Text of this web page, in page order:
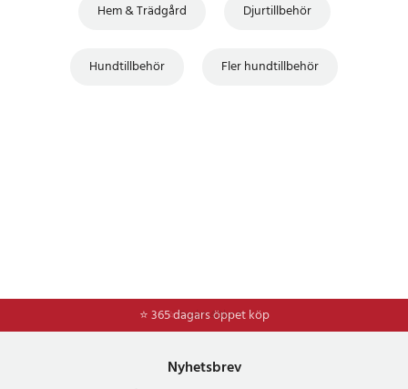
Hem & Trädgård Djurtillbehör
Hundtillbehör Fler hundtillbehör
⭐ 365 dagars öppet köp
⭐Frakt 49kr *
Nyhetsbrev